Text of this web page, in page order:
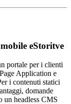
eStoritve
portale per i clienti
Application e
i contenuti statici
domande
un headless CMS